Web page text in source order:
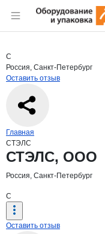
Раздел
Страница
Страница компании
Краткая
С
Россия, Санкт-Петербург
Оставить отзыв
Навигация по
Главная
СТЭЛС
Основная
СТЭЛС, ООО
Россия, Санкт-Петербург
С
Оставить отзыв